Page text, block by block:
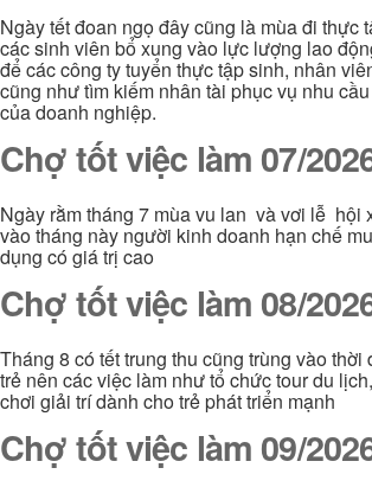
Ngày tết đoan ngọ đây cũng là mùa đi thực
các sinh viên bổ xung vào lực lượng lao
để các công ty tuyển thực tập sinh, nhân
cũng như tìm kiếm nhân tài phục vụ nhu
của doanh nghiệp.
Chợ tốt việc làm 07/
Ngày rằm tháng 7 mùa vu lan và vơi lễ hội
vào tháng này người kinh doanh hạn chế
dụng có giá trị cao
Chợ tốt việc làm 08/
Tháng 8 có tết trung thu cũng trùng vào thời
trẻ nên các việc làm như tổ chức tour du
chơi giải trí dành cho trẻ phát triển mạnh
Chợ tốt việc làm 09/